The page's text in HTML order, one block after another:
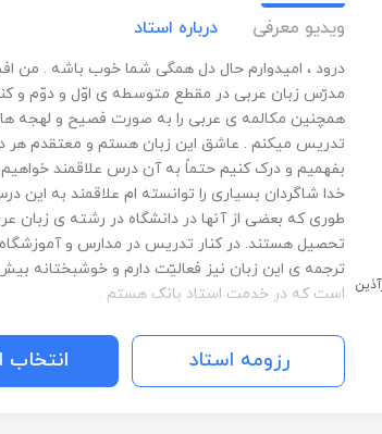
ویدیو معرفی درباره استاد
درود ، امیدوارم حال دل همگی شما خوب باشه . من
مدرّس زبان عربی در مقطع متوسطه ی اوّل و دوّم و
همچنین مکالمه ی عربی را به صورت فصیح و لهجه
تدریس میکنم . عاشق این زبان هستم و معتقدم هر
بفهمیم و درک کنیم حتماً به آن درس علاقمند
خدا شاگردان بسیاری را توانسته ام علاقمند به این
طوری که بعضی از آنها در دانشگاه در رشته ی زبان
تحصیل هستند. در کنار تدریس در مدارس و آموزشگاه
ترجمه ی این زبان نیز فعالیّت دارم و خوشبختانه
است که در خدمت استاد بانک هستم .
رزومه استاد انتخاب